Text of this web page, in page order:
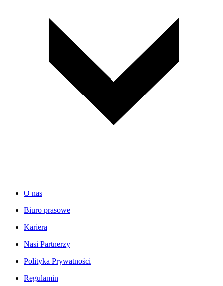
O nas
Biuro prasowe
Kariera
Nasi Partnerzy
Polityka Prywatności
Regulamin